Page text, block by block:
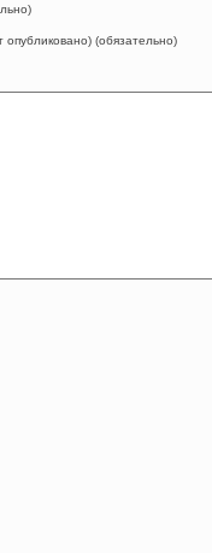
опубликовано) (обязательно)